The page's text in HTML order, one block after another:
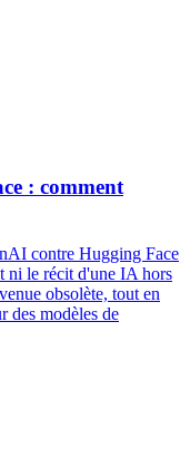
: comment
contre Hugging Face
ni le récit d'une IA hors
obsolète, tout en
des modèles de